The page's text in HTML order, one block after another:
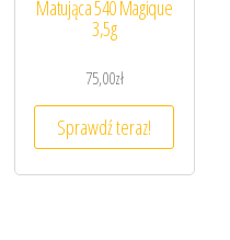
Matująca 540 Magique
3,5g
75,00zł
Sprawdź teraz!